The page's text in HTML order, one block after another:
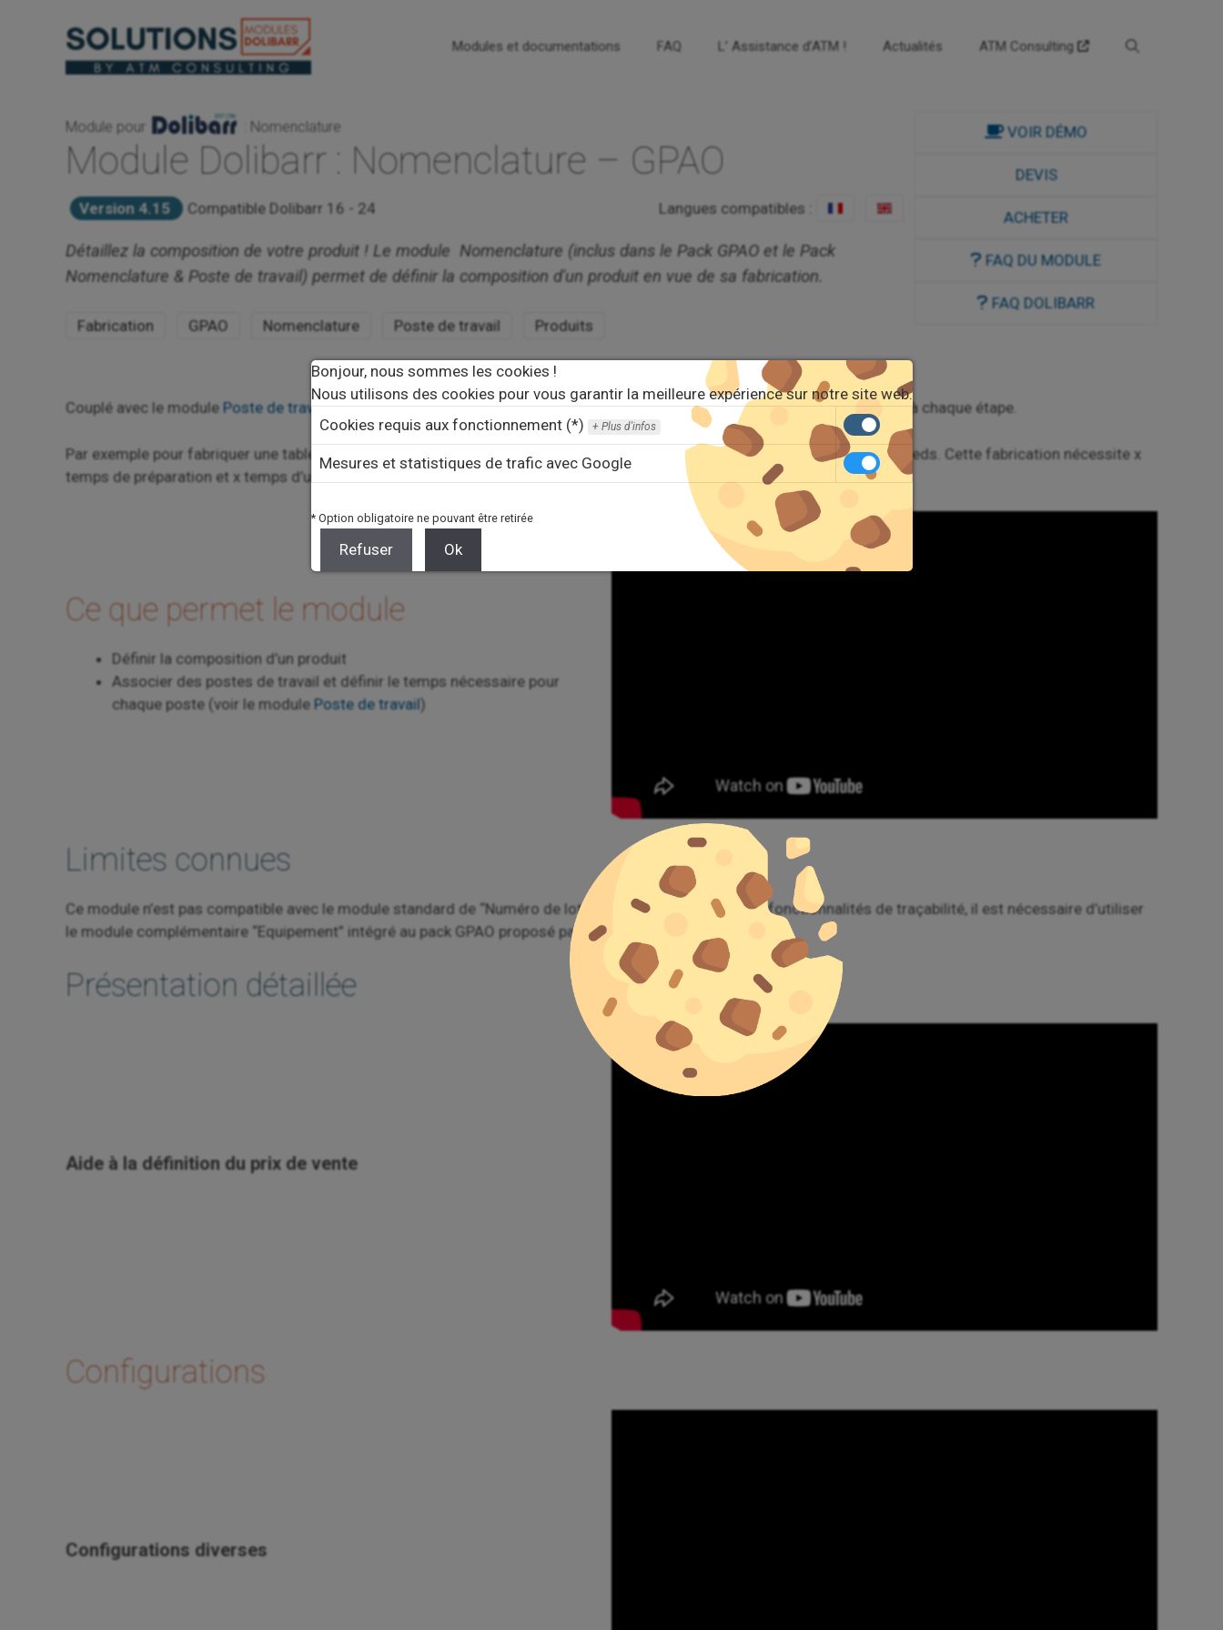
Modules et documentations FAQ L’ Assistance d’ATM ! Actualités ATM Consulting
Module pour : Nomenclature
Module Dolibarr : Nomenclature – GPAO
Version 4.15 Compatible Dolibarr 16 - 24 Langues compatibles :
Détaillez la composition de votre produit ! Le module Nomenclature (inclus dans le Pack GPAO et le Pack
Nomenclature & Poste de travail) permet de définir la composition d'un produit en vue de sa fabrication.
Fabrication GPAO Nomenclature Poste de travail Produits
VOIR DÉMO
DEVIS
ACHETER
FAQ DU MODULE
FAQ DOLIBARR
Couplé avec le module Poste de travail, il permet de renseigner les étapes de fabrication et les temps nécessaires associés à chaque étape.
Par exemple pour fabriquer une table : je crée une nomenclature indiquant que pour ce faire, il me faut un plateau et quatre pieds. Cette fabrication nécessite x
temps de préparation et x temps d’usinage.
Ce que permet le module
Définir la composition d’un produit
Associer des postes de travail et définir le temps nécessaire pour
chaque poste (voir le module Poste de travail)
Limites connues
Ce module n’est pas compatible avec le module standard de “Numéro de lots / séries”. Pour utiliser les fonctionnalités de traçabilité, il est nécessaire d’utiliser
le module complémentaire “Equipement” intégré au pack GPAO proposé par ATM.
Présentation détaillée
Aide à la définition du prix de vente
Configurations
Configurations diverses
Bonjour, nous sommes les cookies !
Nous utilisons des cookies pour vous garantir la meilleure expérience sur notre site web.
Cookies requis aux fonctionnement (*)
Plus d'infos
Mesures et statistiques de trafic avec Google
* Option obligatoire ne pouvant être retirée
Refuser Ok